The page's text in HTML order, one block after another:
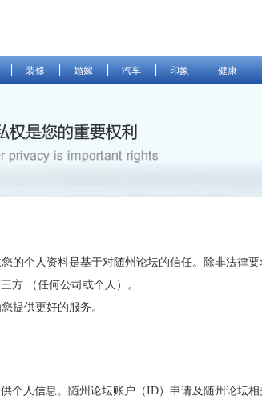
装修 婚嫁 汽车 印象 健康
的个人资料是基于对随州论坛的信任。除非法律
方 （任何公司或个人）。
提供更好的服务。
个人信息。随州论坛账户（ID）申请及随州论坛